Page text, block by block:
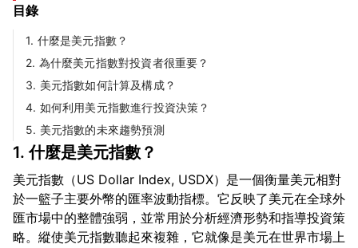
目錄
1. 什麼是美元指數？
2. 為什麼美元指數對投資者很重要？
3. 美元指數如何計算及構成？
4. 如何利用美元指數進行投資決策？
5. 美元指數的未來趨勢預測
1. 什麼是美元指數？
美元指數（US Dollar Index, USDX）是一個衡量美元相對
於一籃子主要外幣的匯率波動指標。它反映了美元在全球外
匯市場中的整體強弱，並常用於分析經濟形勢和指導投資策
略。縱使美元指數聽起來複雜，它就像是美元在世界市場上